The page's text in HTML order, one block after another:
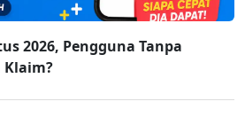
2026, Pengguna Tanpa
Klaim?